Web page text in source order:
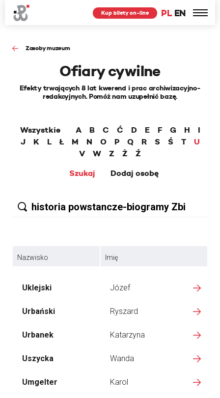
PL EN
Kup bilety on-line
Zasoby muzeum
Ofiary cywilne
Efekty trwających 8 lat kwerend i prac archiwizacyjno-
redakcyjnych. Pomóż nam uzupełnić bazę.
Wszystkie A B C Ć D E F G H
I
J
K L Ł M N O P Q R S Ś T
U
V
W Z Ż
Ź
Szukaj
Dodaj osobę
Nazwisko Imię
Uklejski Józef
Urbański Ryszard
Urbanek Katarzyna
Uszycka Wanda
Umgelter Karol